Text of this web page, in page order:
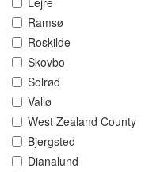
Ramsø
Roskilde
Skovbo
Solrød
Vallø
West Zealand County
Bjergsted
Dianalund